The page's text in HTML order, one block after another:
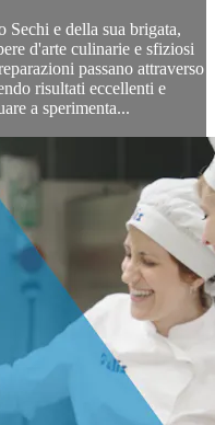
e della sua brigata,
d'arte culinarie e sfiziosi
passano attraverso
risultati eccellenti e
a sperimenta...